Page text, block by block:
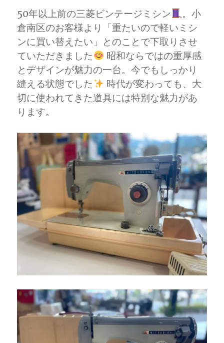
50年以上前の三菱ビンテージミシン
。小
倉南区のお客様より「重たいので軽いミシ
ンに買い替えたい」とのことで下取りさせ
ていただきました
昭和ならではの重厚感
とデザインが魅力の一台。今でもしっかり
縫える状態でした
時代が変わっても、大
切に使われてきた道具には特別な魅力があ
ります。